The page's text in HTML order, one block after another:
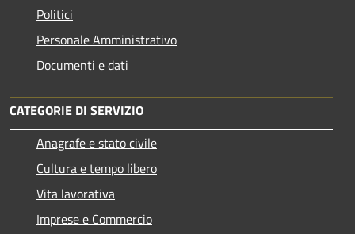
Politici
Personale Amministrativo
Documenti e dati
CATEGORIE DI SERVIZIO
Anagrafe e stato civile
Cultura e tempo libero
Vita lavorativa
Imprese e Commercio